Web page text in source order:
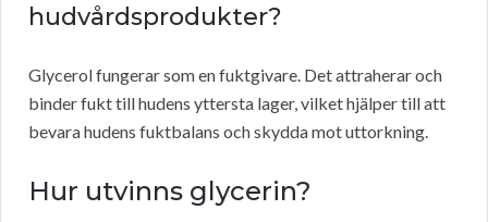
hudvårdsprodukter?
Glycerol fungerar som en fuktgivare. Det attraherar och
binder fukt till hudens yttersta lager, vilket hjälper till att
bevara hudens fuktbalans och skydda mot uttorkning.
Hur utvinns glycerin?